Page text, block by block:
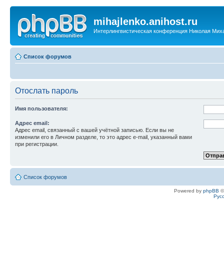
mihajlenko.anihost.ru
Интерлингвистическая конференция Николая
Список форумов
Отослать пароль
Имя пользователя:
Адрес email:
Адрес email, связанный с вашей учётной записью. Если вы не
изменили его в Личном разделе, то это адрес e-mail, указанный вами
при регистрации.
Список форумов
Powered by phpBB